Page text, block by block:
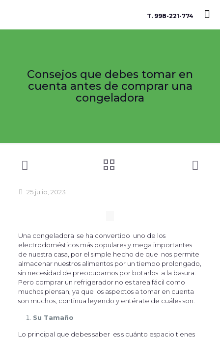
T. 998-221-774
Consejos que debes tomar en
cuenta antes de comprar una
congeladora
25 julio, 2023
Una congeladora se ha convertido uno de los
electrodomésticos más populares y mega importantes
de nuestra casa, por el simple hecho de que nos permite
almacenar nuestros alimentos por un tiempo prolongado,
sin necesidad de preocuparnos por botarlos a la basura.
Pero comprar un refrigerador no es tarea fácil como
muchos piensan, ya que los aspectos a tomar en cuenta
son muchos, continua leyendo y entérate de cuáles son.
Su Tamaño
Lo principal que debes saber es s cuánto espacio tienes